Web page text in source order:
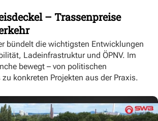
– Trassenpreise
bündelt die wichtigsten Entwicklungen
Ladeinfrastruktur und ÖPNV. Im
bewegt – von politischen
konkreten Projekten aus der Praxis.